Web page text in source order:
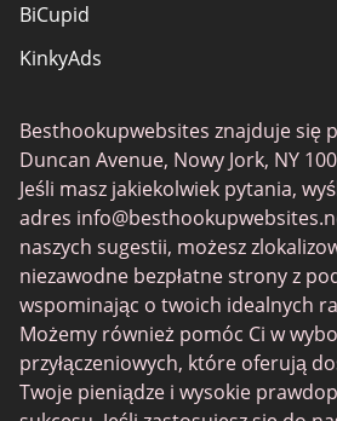
BiCupid
KinkyAds
Together2Night
MyLOL
Swingtowns
Instabang
Besthookupwebsites znajduje się
Duncan Avenue, Nowy Jork, NY
Jeśli masz jakiekolwiek pytania,
adres
naszych sugestii, możesz
niezawodne bezpłatne strony z
wspominając o twoich idealnych
Możemy również pomóc Ci w
przyłączeniowych, które oferują
Twoje pieniądze i wysokie